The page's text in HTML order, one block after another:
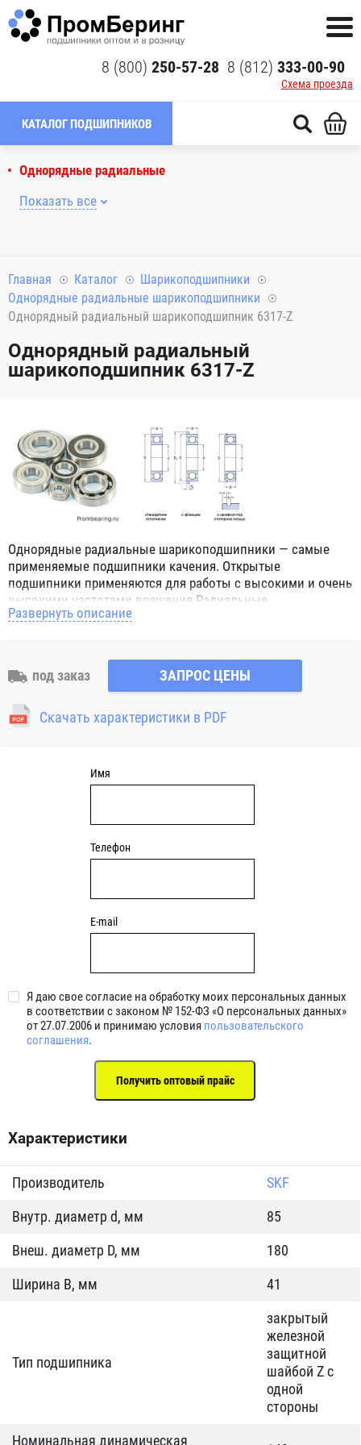
8 (800) 250-57-28 8 (812) 333-00-90
Схема проезда
КАТАЛОГ ПОДШИПНИКОВ
Однорядные радиальные
Показать все
Главная Каталог
Шарикоподшипники
Однорядные радиальные шарикоподшипники
Однорядный радиальный шарикоподшипник 6317-Z
Однорядный радиальный
шарикоподшипник 6317-Z
Однорядные радиальные шарикоподшипники — самые
применяемые подшипники качения. Открытые
подшипники применяются для работы с высокими и очень
высокими частотами вращения.Радиальные
шарикоподшипники обозначением 2Z ZZ с обеих сторон
обозначением 2RS 2RS1 2RSH 2RSR имеют с обеих сторон
контактные уплотнения из бутадиен-нитрильного каучука
(NBR) и пригодны для средних частот вращения. Также
поставляются подшипники с бесконтактными
Развернуть описание
под заказ ЗАПРОС ЦЕНЫ
Скачать характеристики в PDF
Имя
Телефон
E-mail
Я даю свое согласие на обработку моих персональных данных
в соответствии с законом № 152-ФЗ «О персональных данных»
от 27.07.2006 и принимаю условия пользовательского
соглашения.
Характеристики
Производитель
SKF
Внутр. диаметр d, мм
85
Внеш. диаметр D, мм
180
Ширина B, мм
41
Тип подшипника
закрытый
железной
защитной
шайбой Z c
одной
стороны
Номинальная динамическая